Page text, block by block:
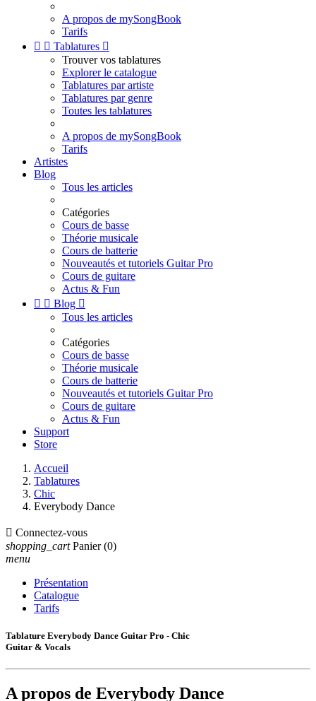
A propos de mySongBook
Tarifs
  Tablatures 
Trouver vos tablatures
Explorer le catalogue
Tablatures par artiste
Tablatures par genre
Toutes les tablatures
A propos de mySongBook
Tarifs
Artistes
Blog
Tous les articles
Catégories
Cours de basse
Théorie musicale
Cours de batterie
Nouveautés et tutoriels Guitar Pro
Cours de guitare
Actus & Fun
  Blog 
Tous les articles
Catégories
Cours de basse
Théorie musicale
Cours de batterie
Nouveautés et tutoriels Guitar Pro
Cours de guitare
Actus & Fun
Support
Store
Accueil
Tablatures
Chic
Everybody Dance
 Connectez-vous
shopping_cart Panier (0)
menu
Présentation
Catalogue
Tarifs
Tablature Everybody Dance Guitar Pro - Chic
Guitar & Vocals
A propos de Everybody Dance